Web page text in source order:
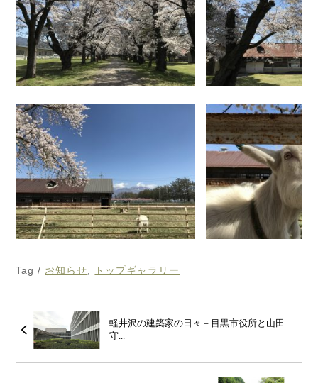
Tag / お知らせ トップギャラリー
軽井沢の建築家の日々－目黒市役所と山田
守...